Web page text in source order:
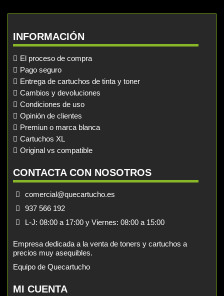
INFORMACIÓN
El proceso de compra
Pago seguro
Entrega de cartuchos de tinta y toner
Cambios y devoluciones
Condiciones de uso
Opinión de clientes
Premiun o marca blanca
Cartuchos XL
Original vs compatible
CONTACTA CON NOSOTROS
comercial@quecartucho.es
937 566 192
L-J: 08:00 a 17:00 y Viernes: 08:00 a 15:00
Empresa dedicada a la venta de toners y cartuchos a
precios muy asequibles.
Equipo de Quecartucho
MI CUENTA